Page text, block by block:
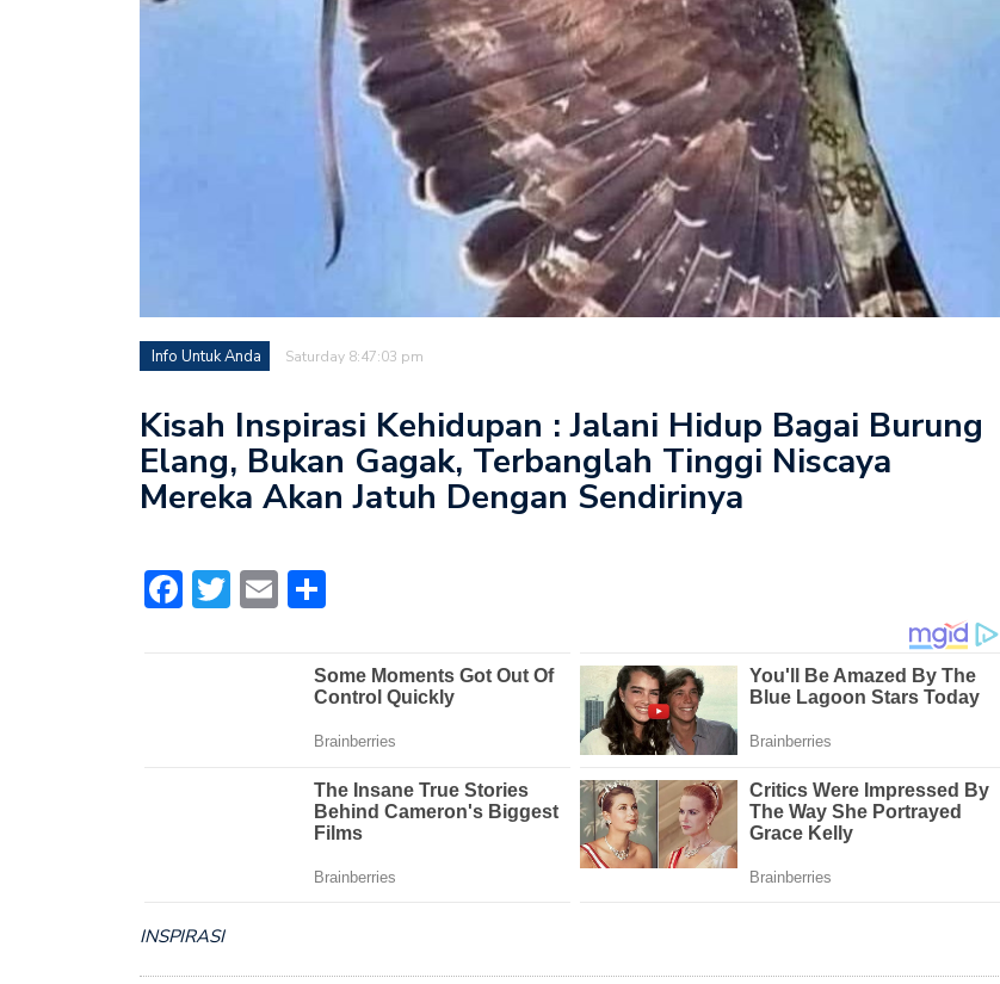
Info Untuk Anda Saturday 8:47:03 pm
Kisah Inspirasi Kehidupan : Jalani Hidup Bagai Burung
Elang, Bukan Gagak, Terbanglah Tinggi Niscaya
Mereka Akan Jatuh Dengan Sendirinya
Facebook
Twitter
Email
INSPIRASI